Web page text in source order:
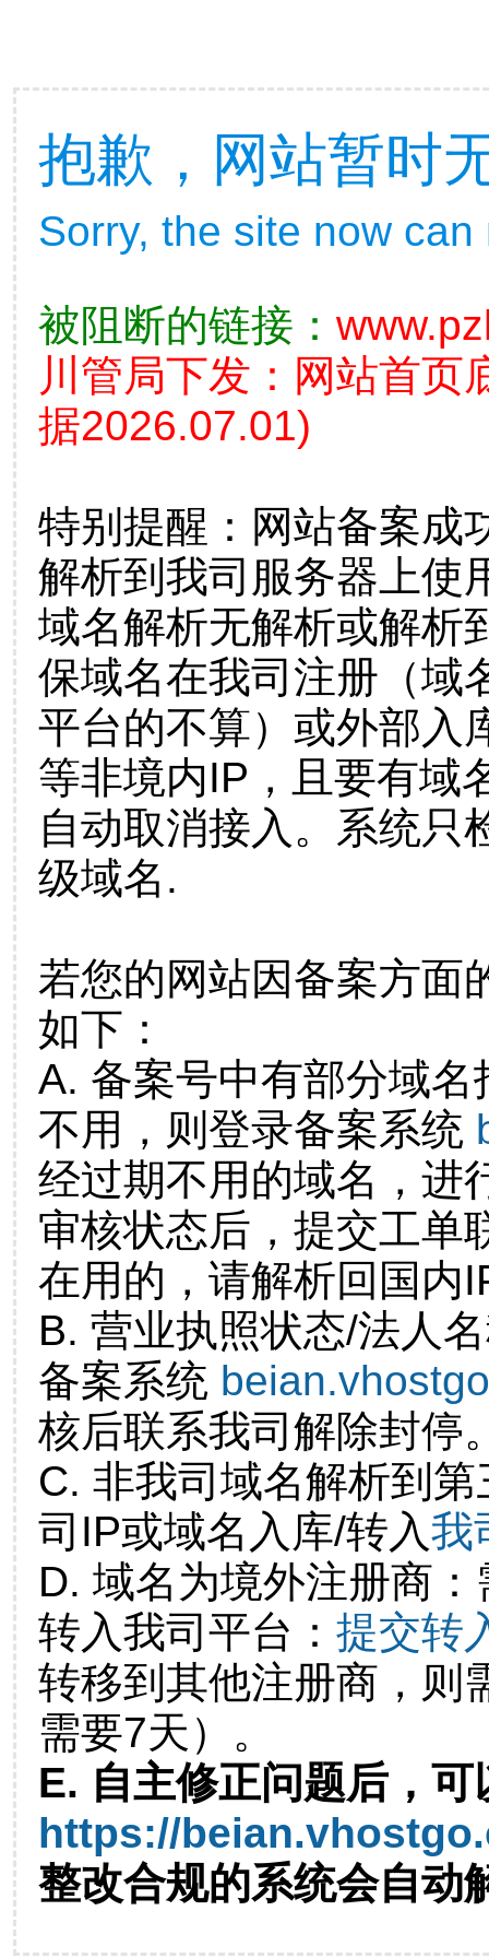
抱歉，网站暂时
Sorry, the site now
被阻断的链接：
川管局下发：网站首页
据2026.07.01)
特别提醒：网站备案成
解析到我司服务器上使
域名解析无解析或解析
保域名在我司注册（域
平台的不算）或外部入
等非境内IP，且要有域
自动取消接入。系统只
级域名.
若您的网站因备案方面
如下：
A. 备案号中有部分域
不用，则登录备案系统
经过期不用的域名，进
审核状态后，提交工单
在用的，请解析回国内
B. 营业执照状态/法人
备案系统
核后联系我司解除封停
C. 非我司域名解析到
司IP或域名入库/转入我
D. 域名为境外注册商
转入我司平台： 提交转
转移到其他注册商，则
需要7天）。
E. 自主修正问题后，可
https://
整改合规的系统会自动